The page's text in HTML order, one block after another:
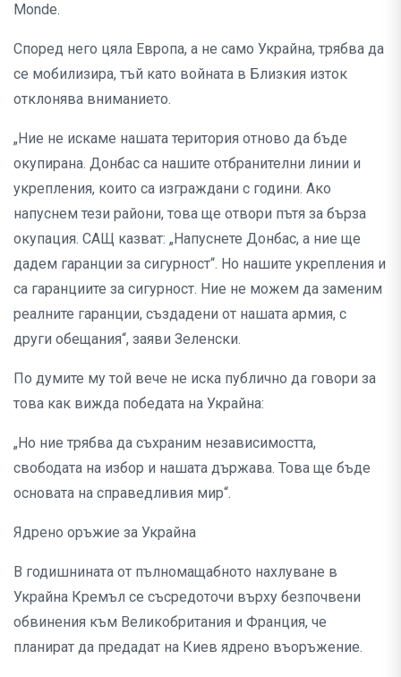
Monde.
Според него цяла Европа, а не само Украйна, трябва да
се мобилизира, тъй като войната в Близкия изток
отклонява вниманието.
„Ние не искаме нашата територия отново да бъде
окупирана. Донбас са нашите отбранителни линии и
укрепления, които са изграждани с години. Ако
напуснем тези райони, това ще отвори пътя за бърза
окупация. САЩ казват: „Напуснете Донбас, а ние ще
дадем гаранции за сигурност“. Но нашите укрепления и
са гаранциите за сигурност. Ние не можем да заменим
реалните гаранции, създадени от нашата армия, с
други обещания“, заяви Зеленски.
По думите му той вече не иска публично да говори за
това как вижда победата на Украйна:
„Но ние трябва да съхраним независимостта,
свободата на избор и нашата държава. Това ще бъде
основата на справедливия мир“.
Ядрено оръжие за Украйна
В годишнината от пълномащабното нахлуване в
Украйна Кремъл се съсредоточи върху безпочвени
обвинения към Великобритания и Франция, че
планират да предадат на Киев ядрено въоръжение.